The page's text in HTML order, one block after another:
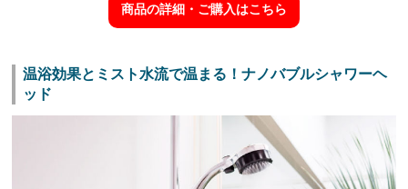
商品の詳細・ご購入はこちら
温浴効果とミスト水流で温まる！ナノバブルシャワーヘ
ッド